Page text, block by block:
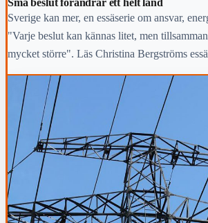
Sverige kan mer, en essäserie om ansvar,
"Varje beslut kan kännas litet, men
mycket större". Läs Christina Bergströms